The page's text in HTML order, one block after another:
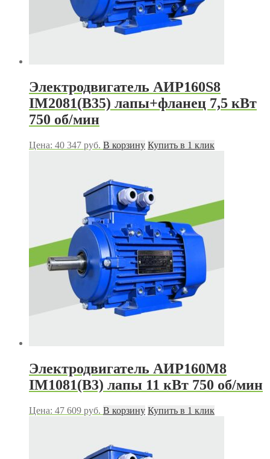
Электродвигатель АИР160S8
IM2081(B35) лапы+фланец 7,5 кВт
750 об/мин
Цена: 40 347 руб. В корзину Купить в 1 клик
Электродвигатель АИР160M8
IM1081(B3) лапы 11 кВт 750 об/мин
Цена: 47 609 руб. В корзину Купить в 1 клик